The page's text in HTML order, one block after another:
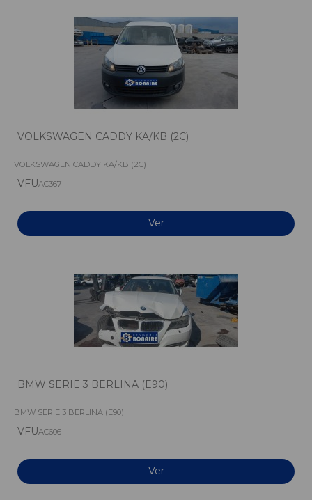
VOLKSWAGEN CADDY KA/KB (2C)
VOLKSWAGEN CADDY KA/KB (2C)
VFUAC367
Ver
BMW SERIE 3 BERLINA (E90)
BMW SERIE 3 BERLINA (E90)
VFUAC606
Ver